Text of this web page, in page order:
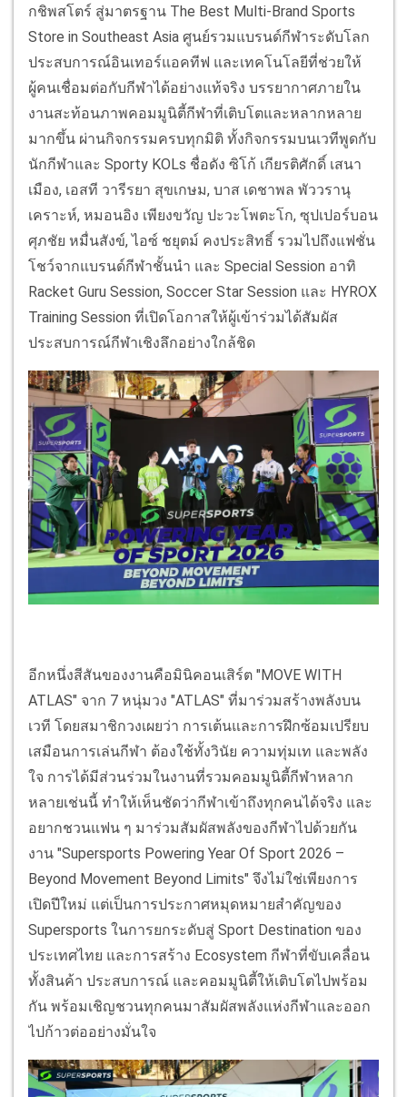
กชิพสโตร์ สู่มาตรฐาน The Best Multi-Brand Sports
Store in Southeast Asia ศูนย์รวมแบรนด์กีฬาระดับโลก
ประสบการณ์อินเทอร์แอคทีฟ และเทคโนโลยีที่ช่วยให้
ผู้คนเชื่อมต่อกับกีฬาได้อย่างแท้จริง บรรยากาศภายใน
งานสะท้อนภาพคอมมูนิตี้กีฬาที่เติบโตและหลากหลาย
มากขึ้น ผ่านกิจกรรมครบทุกมิติ ทั้งกิจกรรมบนเวทีพูดกับ
นักกีฬาและ Sporty KOLs ชื่อดัง ซิโก้ เกียรติศักดิ์ เสนา
เมือง, เอสที วารีรยา สุขเกษม, บาส เดชาพล พัววรานุ
เคราะห์, หมอนอิง เพียงขวัญ ปะวะโพตะโก, ซุปเปอร์บอน
ศุภชัย หมื่นสังข์, ไอซ์ ชยุตม์ คงประสิทธิ์ รวมไปถึงแฟชั่น
โชว์จากแบรนด์กีฬาชั้นนำ และ Special Session อาทิ
Racket Guru Session, Soccer Star Session และ HYROX
Training Session ที่เปิดโอกาสให้ผู้เข้าร่วมได้สัมผัส
ประสบการณ์กีฬาเชิงลึกอย่างใกล้ชิด
อีกหนึ่งสีสันของงานคือมินิคอนเสิร์ต "MOVE WITH
ATLAS" จาก 7 หนุ่มวง "ATLAS" ที่มาร่วมสร้างพลังบน
เวที โดยสมาชิกวงเผยว่า การเต้นและการฝึกซ้อมเปรียบ
เสมือนการเล่นกีฬา ต้องใช้ทั้งวินัย ความทุ่มเท และพลัง
ใจ การได้มีส่วนร่วมในงานที่รวมคอมมูนิตี้กีฬาหลาก
หลายเช่นนี้ ทำให้เห็นชัดว่ากีฬาเข้าถึงทุกคนได้จริง และ
อยากชวนแฟน ๆ มาร่วมสัมผัสพลังของกีฬาไปด้วยกัน
งาน "Supersports Powering Year Of Sport 2026 –
Beyond Movement Beyond Limits" จึงไม่ใช่เพียงการ
เปิดปีใหม่ แต่เป็นการประกาศหมุดหมายสำคัญของ
Supersports ในการยกระดับสู่ Sport Destination ของ
ประเทศไทย และการสร้าง Ecosystem กีฬาที่ขับเคลื่อน
ทั้งสินค้า ประสบการณ์ และคอมมูนิตี้ให้เติบโตไปพร้อม
กัน พร้อมเชิญชวนทุกคนมาสัมผัสพลังแห่งกีฬาและออก
ไปก้าวต่ออย่างมั่นใจ